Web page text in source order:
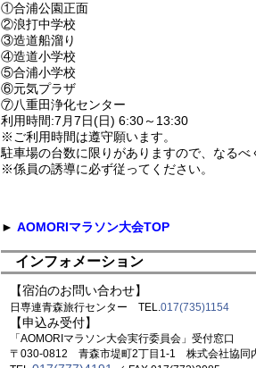
①合浦公園正面
②浪打中学校
③造道船溜り
④造道小学校
⑤合浦小学校
⑥元気プラザ
⑦八重田浄化センター
利用時間:7月7日(日) 6:30～13:30
※ご利用時間は遵守願います。
駐車場の台数に限りがありますので、なるべ
※係員の誘導に必ず従ってください。
► AOMORIマラソン大会TOP
インフォメーション
【宿泊のお問い合わせ】
日専連青森旅行センター TEL.017(735)1154
【申込み受付】
「AOMORIマラソン大会実行委員会」受付窓口
〒030-0812 青森市堤町2丁目1-1 株式会社協同